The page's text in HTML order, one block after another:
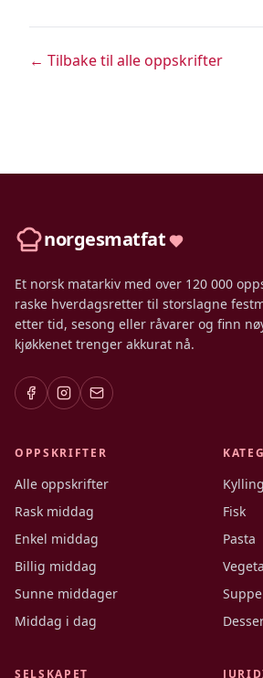
← Tilbake til alle oppskrifter
norgesmatfat
Et norsk matarkiv med over 120 000
raske hverdagsretter til storslagne
etter tid, sesong eller råvarer og finn
kjøkkenet trenger akkurat nå.
OPPSKRIFTER
Alle oppskrifter
Rask middag
Enkel middag
Billig middag
Sunne middager
Middag i dag
Kylling
Fisk
Pasta
Suppe
SELSKAPET